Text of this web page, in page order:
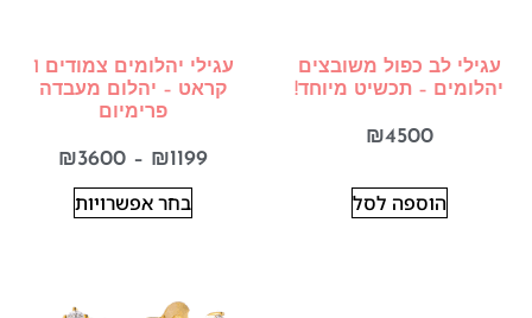
עגילי לב כפול משובצים
יהלומים – תכשיט מיוחד!
₪4500
הוספה לסל
עגילי יהלומים צמודים 1
קראט – יהלום מעבדה
פרימיום
₪1199
–
₪3600
בחר אפשרויות